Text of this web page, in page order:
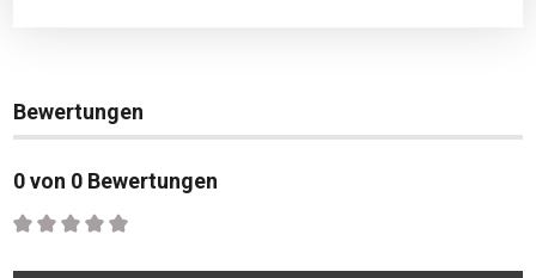
Bewertungen
0 von 0 Bewertungen
Durchschnittliche Bewertung von 0 von 5 Sternen